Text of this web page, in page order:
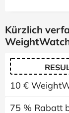
Kürzlich
10 €
75 % Rabatt